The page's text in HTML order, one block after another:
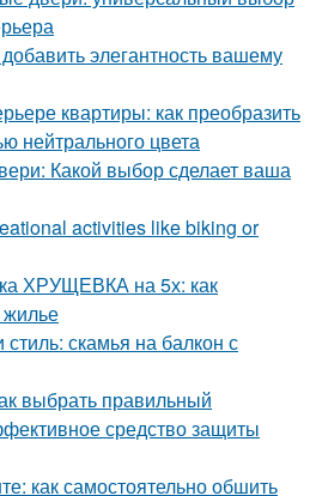
элегантность вашему
квартиры: как преобразить
нейтрального цвета
Какой выбор сделает ваша
activities like biking or
ХРУЩЕВКА на 5х: как
жилье
скамья на балкон с
выбрать правильный
средство защиты
как самостоятельно обшить